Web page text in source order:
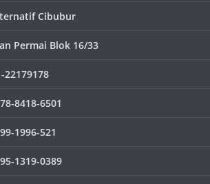
Cibubur
Permai Blok 16/33
22179178
8418-6501
1996-521
1319-0389